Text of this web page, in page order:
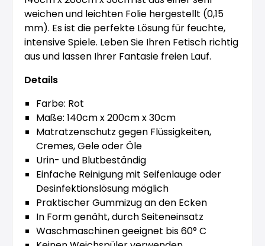
weichen und leichten Folie hergestellt (0,15
mm). Es ist die perfekte Lösung für feuchte,
intensive Spiele. Leben Sie Ihren Fetisch richtig
aus und lassen Ihrer Fantasie freien Lauf.
Details
Farbe: Rot
Maße: 140cm x 200cm x 30cm
Matratzenschutz gegen Flüssigkeiten,
Cremes, Gele oder Öle
Urin- und Blutbeständig
Einfache Reinigung mit Seifenlauge oder
Desinfektionslösung möglich
Praktischer Gummizug an den Ecken
In Form genäht, durch Seiteneinsatz
Waschmaschinen geeignet bis 60° C